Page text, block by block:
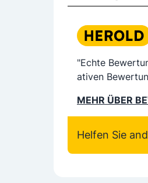
"Echte
ativen
MEHR ÜBER
Helfen Sie